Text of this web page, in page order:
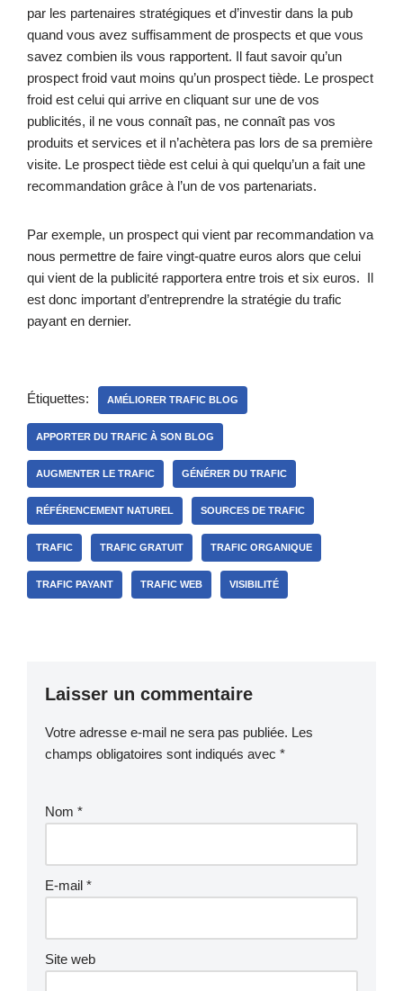
par les partenaires stratégiques et d’investir dans la pub
quand vous avez suffisamment de prospects et que vous
savez combien ils vous rapportent. Il faut savoir qu’un
prospect froid vaut moins qu’un prospect tiède. Le prospect
froid est celui qui arrive en cliquant sur une de vos
publicités, il ne vous connaît pas, ne connaît pas vos
produits et services et il n’achètera pas lors de sa première
visite. Le prospect tiède est celui à qui quelqu’un a fait une
recommandation grâce à l’un de vos partenariats.
Par exemple, un prospect qui vient par recommandation va
nous permettre de faire vingt-quatre euros alors que celui
qui vient de la publicité rapportera entre trois et six euros. Il
est donc important d’entreprendre la stratégie du trafic
payant en dernier.
Étiquettes: AMÉLIORER TRAFIC BLOG
APPORTER DU TRAFIC À SON BLOG
AUGMENTER LE TRAFIC GÉNÉRER DU TRAFIC
RÉFÉRENCEMENT NATUREL SOURCES DE TRAFIC
TRAFIC TRAFIC GRATUIT TRAFIC ORGANIQUE
TRAFIC PAYANT TRAFIC WEB VISIBILITÉ
Laisser un commentaire
Votre adresse e-mail ne sera pas publiée. Les
champs obligatoires sont indiqués avec *
Nom *
E-mail *
Site web